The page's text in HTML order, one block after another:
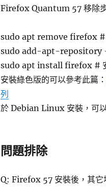
Firefox Quantum 57 移除
sudo apt remove firefox
sudo add-apt-
sudo apt install firefox #
安裝綠色版的可以參考此篇：
列
於 Debian Linux 安裝，可以
問題排除
Q: Firefox 57 安裝後，其